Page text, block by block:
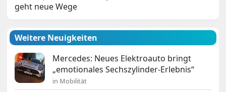
geht neue Wege
Weitere Neuigkeiten
Mercedes: Neues Elektroauto bringt
„emotionales Sechszylinder-Erlebnis“
in Mobilität